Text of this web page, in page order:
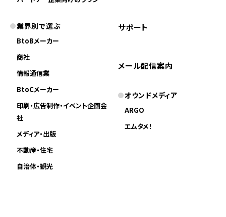
業界別で選ぶ
BtoBメーカー
商社
情報通信業
BtoCメーカー
印刷・広告制作・イベント企画会
社
メディア・出版
不動産・住宅
自治体・観光
サポート
メール配信案内
オウンドメディア
ARGO
エムタメ！